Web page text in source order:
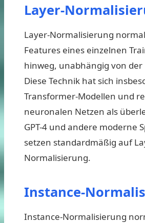
Layer-
Layer-Normalisierung
Features eines einzelnen
hinweg, unabhängig von der
Diese Technik hat sich
Transformer-Modellen und
neuronalen Netzen als
GPT-4 und andere moderne
setzen standardmäßig auf
Normalisierung.
Instance-
Instance-Normalisierung